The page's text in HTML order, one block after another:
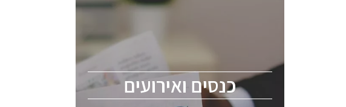
כנסים ואירועים
הסמיקונדקטור כולל מהנדסים, מומחים מקצועיים
ChipEx2026 will be held on May 12-13,